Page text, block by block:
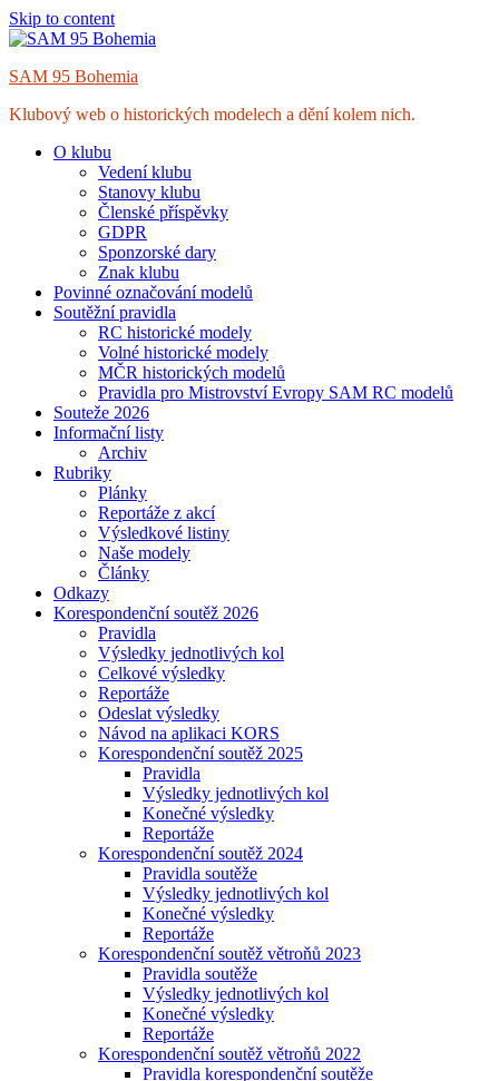
Skip to content
SAM 95 Bohemia
Klubový web o historických modelech a dění kolem nich.
O klubu
Vedení klubu
Stanovy klubu
Členské příspěvky
GDPR
Sponzorské dary
Znak klubu
Povinné označování modelů
Soutěžní pravidla
RC historické modely
Volné historické modely
MČR historických modelů
Pravidla pro Mistrovství Evropy SAM RC modelů
Souteže 2026
Informační listy
Archiv
Rubriky
Plánky
Reportáže z akcí
Výsledkové listiny
Naše modely
Články
Odkazy
Korespondenční soutěž 2026
Pravidla
Výsledky jednotlivých kol
Celkové výsledky
Reportáže
Odeslat výsledky
Návod na aplikaci KORS
Korespondenční soutěž 2025
Pravidla
Výsledky jednotlivých kol
Konečné výsledky
Reportáže
Korespondenční soutěž 2024
Pravidla soutěže
Výsledky jednotlivých kol
Konečné výsledky
Reportáže
Korespondenční soutěž větroňů 2023
Pravidla soutěže
Výsledky jednotlivých kol
Konečné výsledky
Reportáže
Korespondenční soutěž větroňů 2022
Pravidla korespondenční soutěže